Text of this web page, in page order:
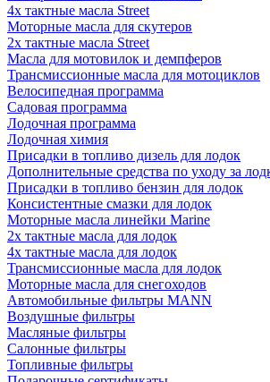
4х тактные масла Street
Моторные масла для скутеров
2х тактные масла Street
Масла для мотовилок и демпферов
Трансмиссионные масла для мотоциклов
Велосипедная программа
Садовая программа
Лодочная программа
Лодочная химия
Присадки в топливо дизель для лодок
Дополнительные средства по уходу за
Присадки в топливо бензин для лодок
Консистентные смазки для лодок
Моторные масла линейки Marine
2х тактные масла для лодок
4х тактные масла для лодок
Трансмиссионные масла для лодок
Моторные масла для снегоходов
Автомобильные фильтры MANN
Воздушные фильтры
Масляные фильтры
Салонные фильтры
Топливные фильтры